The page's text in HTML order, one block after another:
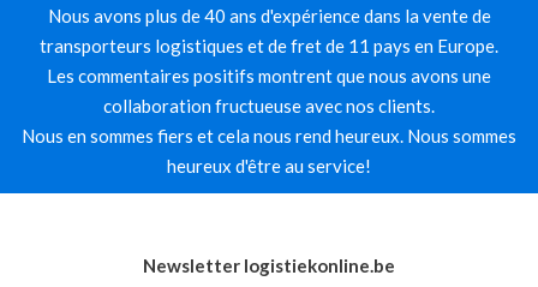
Nous avons plus de 40 ans d'expérience dans la vente de
transporteurs logistiques et de fret de 11 pays en Europe.
Les commentaires positifs montrent que nous avons une
collaboration fructueuse avec nos clients.
Nous en sommes fiers et cela nous rend heureux. Nous sommes
heureux d'être au service!
Newsletter logistiekonline.be